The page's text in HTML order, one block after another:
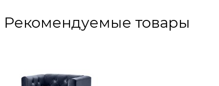
Рекомендуемые товары